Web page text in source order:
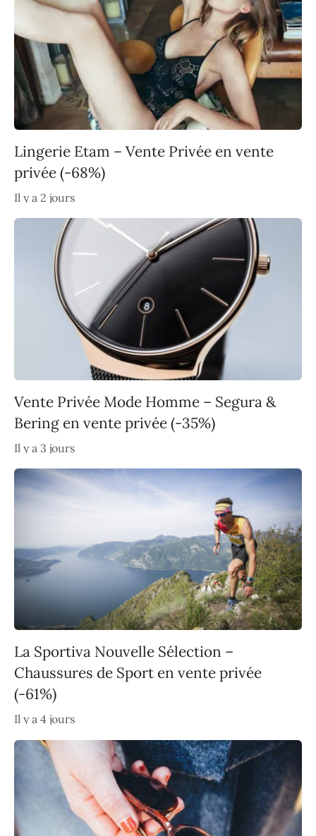
Lingerie Etam – Vente Privée en vente
privée (-68%)
Il y a 2 jours
Vente Privée Mode Homme – Segura &
Bering en vente privée (-35%)
Il y a 3 jours
La Sportiva Nouvelle Sélection –
Chaussures de Sport en vente privée
(-61%)
Il y a 4 jours